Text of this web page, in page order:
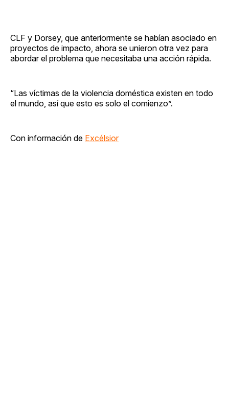
CLF y Dorsey, que anteriormente se habían asociado en
proyectos de impacto, ahora se unieron otra vez para
abordar el problema que necesitaba una acción rápida.
“Las víctimas de la violencia doméstica existen en todo
el mundo, así que esto es solo el comienzo”.
Con información de Excélsior